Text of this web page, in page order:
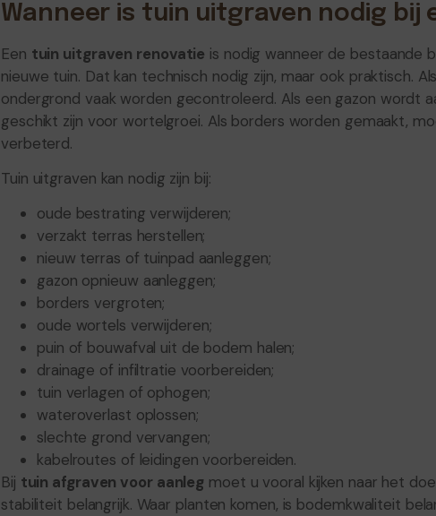
Wanneer is tuin uitgraven nodig bij
Een tuin uitgraven renovatie is nodig wanneer de bestaande
nieuwe tuin. Dat kan technisch nodig zijn, maar ook praktisch.
ondergrond vaak worden gecontroleerd. Als een gazon wordt
geschikt zijn voor wortelgroei. Als borders worden gemaakt,
verbeterd.
Tuin uitgraven kan nodig zijn bij:
oude bestrating verwijderen;
verzakt terras herstellen;
nieuw terras of tuinpad aanleggen;
gazon opnieuw aanleggen;
borders vergroten;
oude wortels verwijderen;
puin of bouwafval uit de bodem halen;
drainage of infiltratie voorbereiden;
tuin verlagen of ophogen;
wateroverlast oplossen;
slechte grond vervangen;
kabelroutes of leidingen voorbereiden.
Bij tuin afgraven voor aanleg moet u vooral kijken naar het
stabiliteit belangrijk. Waar planten komen, is bodemkwaliteit